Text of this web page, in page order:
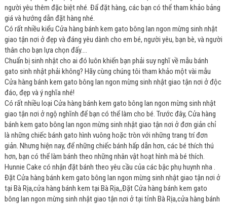
người yêu thêm đặc biệt nhé. Đẩ đặt hàng, các bạn có thể tham khảo bảng
giá và hướng dẫn đặt hàng nhé.
Có rất nhiều kiểu Cửa hàng bánh kem gato bông lan ngon mừng sinh nhật
giao tận nơi ở đẹp và đáng yêu dành cho em bé, người yêu, bạn bè, và người
thân cho bạn lựa chọn đấy....
Chuẩn bị sinh nhật cho ai đó luôn khiến bạn phải suy nghĩ về mẫu bánh
gato sinh nhật phải không? Hãy cùng chúng tôi tham khảo một vài mẫu
Cửa hàng bánh kem gato bông lan ngon mừng sinh nhật giao tận nơi ở độc
đáo, đẹp và ý nghĩa nhé!
Có rất nhiều loại Cửa hàng bánh kem gato bông lan ngon mừng sinh nhật
giao tận nơi ở ngộ nghĩnh để bạn có thể làm cho bé. Trước đây, Cửa hàng
bánh kem gato bông lan ngon mừng sinh nhật giao tận nơi ở đơn giản chỉ
là những chiếc bánh gato hình vuông hoặc tròn với những trang trí đơn
giản. Nhưng hiện nay, để những chiếc bánh hấp dẫn hơn, các bé thích thú
hơn, bạn có thể làm bánh theo những nhân vật hoạt hình mà bé thích.
Hunnie Cake có nhận đặt bánh theo yêu cầu của các bậc phụ huynh nha .
Đặt Cửa hàng bánh kem gato bông lan ngon mừng sinh nhật giao tận nơi ở
tại Bà Rịa,cửa hàng bánh kem tại Bà Rịa,,Đặt Cửa hàng bánh kem gato
bông lan ngon mừng sinh nhật giao tận nơi ở tại tỉnh Bà Rịa,cửa hàng bánh